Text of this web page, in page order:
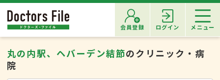
会員登録 ログイン メニュー
丸の内駅、ヘバーデン結節のクリニック・病
院